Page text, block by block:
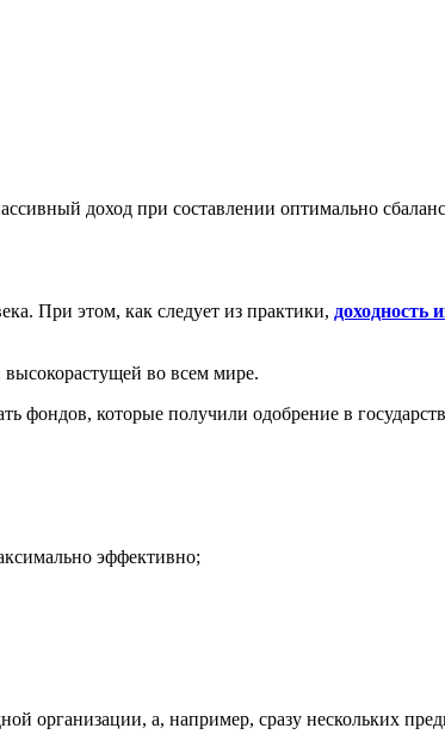
доход при составлении оптимально
При этом, как следует из практики, доходность
во всем мире.
фондов, которые получили одобрение в
эффективно;
организации, а, например, сразу нескольких